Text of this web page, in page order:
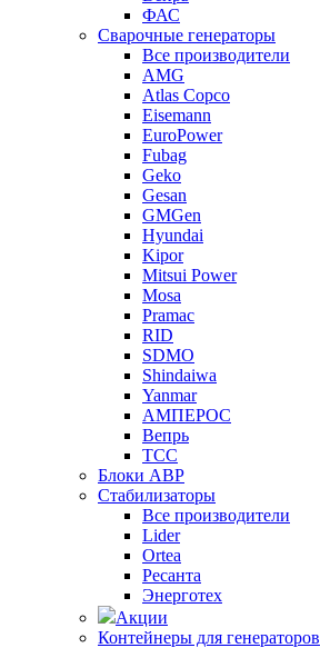
ФАС
Сварочные генераторы
Все производители
AMG
Atlas Copco
Eisemann
EuroPower
Fubag
Geko
Gesan
GMGen
Hyundai
Kipor
Mitsui Power
Mosa
Pramac
RID
SDMO
Shindaiwa
Yanmar
АМПЕРОС
Вепрь
ТСС
Блоки АВР
Стабилизаторы
Все производители
Lider
Ortea
Ресанта
Энерготех
Акции
Контейнеры для генераторов